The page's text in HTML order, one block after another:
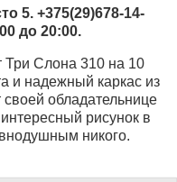
5. +375(29)678-14-
до 20:00.
Слона 310 на 10
и надежный каркас из
обладательнице
рисунок в
никого.